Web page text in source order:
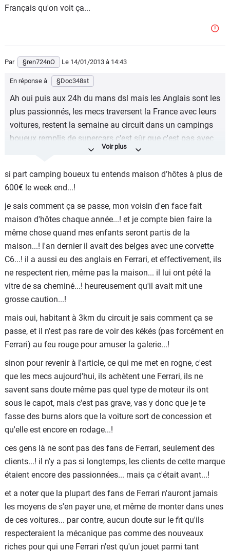
Français qu'on voit ça...
Par §ren724nO Le 14/01/2013 à 14:43
En réponse à §Doc348st
Ah oui puis aux 24h du mans dsl mais les Anglais sont les
plus passionnés, les mecs traversent la France avec leurs
voitures, restent la semaine au circuit dans un campings
boueux remplis de supercars c'est sùr que c'est pas avec
les Français qu'on voit ça...
si part camping boueux tu entends maison d’hôtes à plus de
600€ le week end...!
je sais comment ça se passe, mon voisin d'en face fait
maison d'hôtes chaque année...! et je compte bien faire la
même chose quand mes enfants seront partis de la
maison...! l'an dernier il avait des belges avec une corvette
C6...! il a aussi eu des anglais en Ferrari, et effectivement, ils
ne respectent rien, même pas la maison... il lui ont pété la
vitre de sa cheminé...! heureusement qu'il avait mit une
grosse caution...!
mais oui, habitant à 3km du circuit je sais comment ça se
passe, et il n'est pas rare de voir des kékés (pas forcément en
Ferrari) au feu rouge pour amuser la galerie...!
sinon pour revenir à l'article, ce qui me met en rogne, c'est
que les mecs aujourd'hui, ils achètent une Ferrari, ils ne
savent sans doute même pas quel type de moteur ils ont
sous le capot, mais c'est pas grave, vas y donc que je te
fasse des burns alors que la voiture sort de concession et
qu'elle est encore en rodage...!
ces gens là ne sont pas des fans de Ferrari, seulement des
clients...! il n'y a pas si longtemps, les clients de cette marque
étaient encore des passionnées... mais ça c'était avant...!
et a noter que la plupart des fans de Ferrari n'auront jamais
les moyens de s'en payer une, et même de monter dans unes
de ces voitures... par contre, aucun doute sur le fit qu'ils
respecteraient la mécanique pas comme des nouveaux
riches pour qui une Ferrari n'est qu'un jouet parmi tant